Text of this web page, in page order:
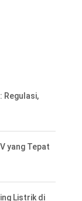
Regulasi,
yang Tepat
Listrik di